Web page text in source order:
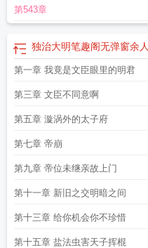
第543章
独治大明笔趣阁无弹窗余人
第一章 我竟是文臣眼里的明君
第三章 文臣不同意啊
第五章 漩涡外的太子府
第七章 帝崩
第九章 帝位未继亲故上门
第十一章 新旧之交明暗之间
第十三章 给你机会你不珍惜
第十五章 盐法虫害天子挥棍